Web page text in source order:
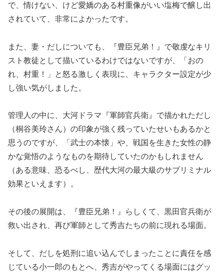
で、情けない、けど愛嬌のある村重像がいい塩梅で醸し出
されていて、非常によかったです。
また、妻・だしについても、『豊臣兄弟！』で敬虔なキリ
スト教徒として描いているわけではないですが、「おの
れ、村重！」と怒る激しく表現に、キャラクター設定が少
し強い気がしました。
管理人の中に、大河ドラマ『軍師官兵衛』で描かれただし
（桐谷美玲さん）の印象が強く残っていたせいもあるかと
思うのですが、「武士の本懐」や、戦国を生きた女性の静
かな覚悟のようなものを期待していたのかもしれません
（ある意味、恐るべし、歴代大河の最大級のサブリミナル
効果といえます）。
その後の展開は、『豊臣兄弟！』らしくて、黒田官兵衛が
救い出され、再び軍師として秀吉たちの前に現れる場面。
そして、だしを処刑に追い込んでしまったことに責任を感
じている小一郎のもとへ、秀吉がやってくる場面にはグッ